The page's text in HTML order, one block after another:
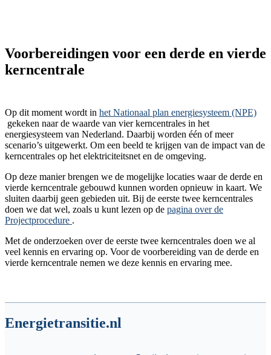
Voorbereidingen voor een derde en vierde
kerncentrale
Op dit moment wordt in het Nationaal plan energiesysteem (NPE)
gekeken naar de waarde van vier kerncentrales in het
energiesysteem van Nederland. Daarbij worden één of meer
scenario’s uitgewerkt. Om een beeld te krijgen van de impact van de
kerncentrales op het elektriciteitsnet en de omgeving.
Op deze manier brengen we de mogelijke locaties waar de derde en
vierde kerncentrale gebouwd kunnen worden opnieuw in kaart. We
sluiten daarbij geen gebieden uit. Bij de eerste twee kerncentrales
doen we dat wel, zoals u kunt lezen op de pagina over de
Projectprocedure .
Met de onderzoeken over de eerste twee kerncentrales doen we al
veel kennis en ervaring op. Voor de voorbereiding van de derde en
vierde kerncentrale nemen we deze kennis en ervaring mee.
Energietransitie.nl